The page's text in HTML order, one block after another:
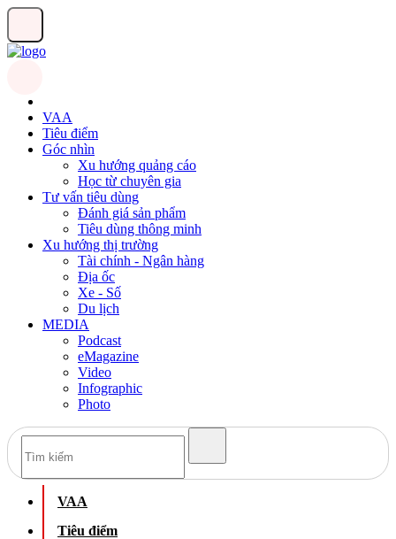
VAA
Tiêu điểm
Góc nhìn
Xu hướng quảng cáo
Học từ chuyên gia
Tư vấn tiêu dùng
Đánh giá sản phẩm
Tiêu dùng thông minh
Xu hướng thị trường
Tài chính - Ngân hàng
Địa ốc
Xe - Số
Du lịch
MEDIA
Podcast
eMagazine
Video
Infographic
Photo
VAA
Tiêu điểm